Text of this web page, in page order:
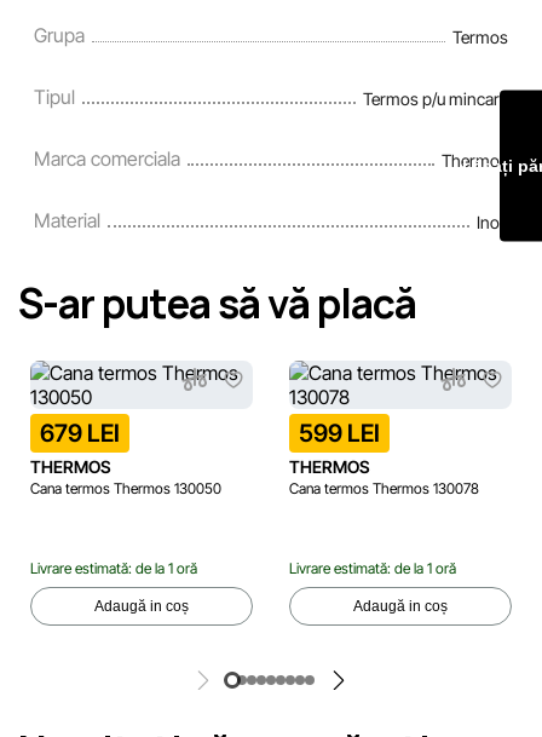
Echipa noastră verifică și actualizează periodic informațiile de
mai scurt termen rezonabil.
Grupa Termos
Tipul Termos p/u mincare
Marca comerciala Thermos
Material Inox
S-ar putea să vă placă
679 LEI
THERMOS
Cana termos Thermos 130050
Livrare estimată: de la 1 oră
Adaugă in coș
599 LEI
THERMOS
Cana termos Thermos 130078
Livrare estimată: de la 1 oră
Adaugă in coș
Lăsați